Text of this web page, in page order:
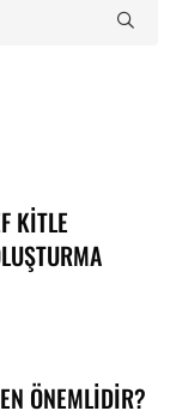
KITLE
ÖNEMLIDIR?